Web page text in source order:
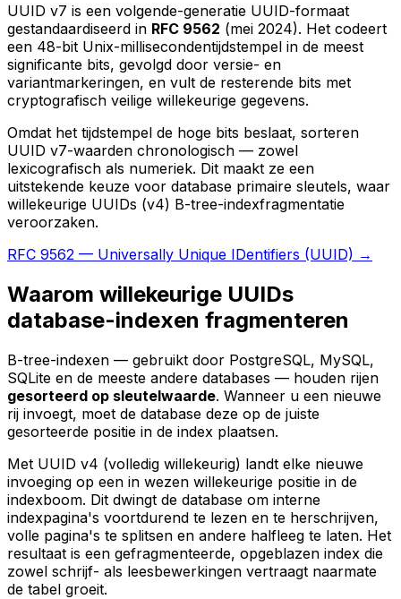
UUID v7 is een volgende-generatie UUID-formaat
gestandaardiseerd in RFC 9562 (mei 2024). Het codeert
een 48-bit Unix-millisecondentijdstempel in de meest
significante bits, gevolgd door versie- en
variantmarkeringen, en vult de resterende bits met
cryptografisch veilige willekeurige gegevens.
Omdat het tijdstempel de hoge bits beslaat, sorteren
UUID v7-waarden chronologisch — zowel
lexicografisch als numeriek. Dit maakt ze een
uitstekende keuze voor database primaire sleutels, waar
willekeurige UUIDs (v4) B-tree-indexfragmentatie
veroorzaken.
RFC 9562 — Universally Unique IDentifiers (UUID) →
Waarom willekeurige UUIDs
database-indexen fragmenteren
B-tree-indexen — gebruikt door PostgreSQL, MySQL,
SQLite en de meeste andere databases — houden rijen
gesorteerd op sleutelwaarde. Wanneer u een nieuwe
rij invoegt, moet de database deze op de juiste
gesorteerde positie in de index plaatsen.
Met UUID v4 (volledig willekeurig) landt elke nieuwe
invoeging op een in wezen willekeurige positie in de
indexboom. Dit dwingt de database om interne
indexpagina's voortdurend te lezen en te herschrijven,
volle pagina's te splitsen en andere halfleeg te laten. Het
resultaat is een gefragmenteerde, opgeblazen index die
zowel schrijf- als leesbewerkingen vertraagt naarmate
de tabel groeit.